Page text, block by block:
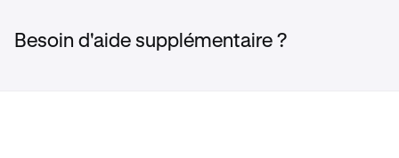
marchés pour U2U et ESX seront désactivés pour les
Besoin d'aide supplémentaire ?